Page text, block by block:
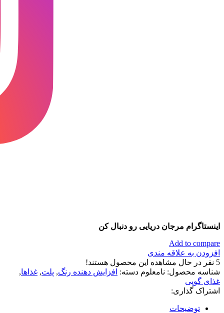
اینستاگرام مرجان دریایی رو دنبال کن
Add to compare
افزودن به علاقه مندی
5 نفر در حال مشاهده این محصول هستند!
شناسه محصول: نامعلوم دسته: افزایش دهنده رنگ, پلت, غذاها,
غذای گوپی
اشتراک گذاری:
توضیحات